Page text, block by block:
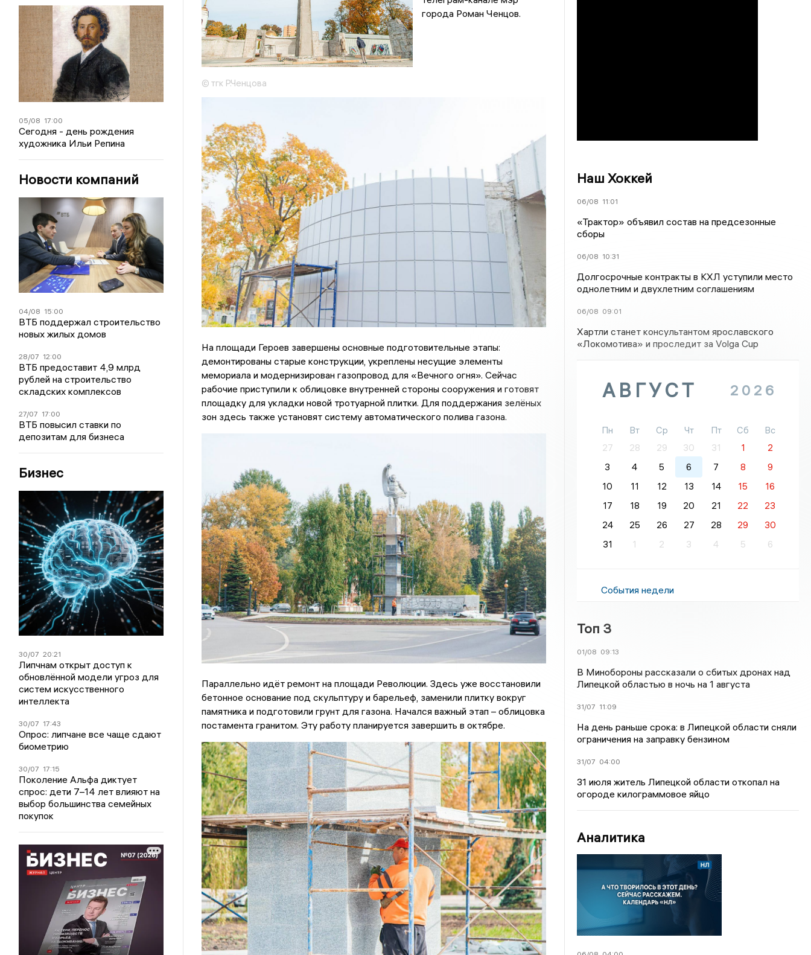
05/08 17:00
Сегодня - день рождения
художника Ильи Репина
Новости компаний
04/08 15:00
ВТБ поддержал строительство
новых жилых домов
28/07 12:00
ВТБ предоставит 4,9 млрд
рублей на строительство
складских комплексов
27/07 17:00
ВТБ повысил ставки по
депозитам для бизнеса
Бизнес
30/07 20:21
Липчнам открыт доступ к
обновлённой модели угроз для
систем искусственного
интеллекта
30/07 17:43
Опрос: липчане все чаще сдают
биометрию
30/07 17:15
Поколение Альфа диктует
спрос: дети 7–14 лет влияют на
выбор большинства семейных
покупок
© тгк Р.Ченцова
города Роман Ченцов.
На площади Героев завершены основные подготовительные этапы:
демонтированы старые конструкции, укреплены несущие элементы
мемориала и модернизирован газопровод для «Вечного огня». Сейчас
рабочие приступили к облицовке внутренней стороны сооружения и готовят
площадку для укладки новой тротуарной плитки. Для поддержания зелёных
зон здесь также установят систему автоматического полива газона.
Параллельно идёт ремонт на площади Революции. Здесь уже восстановили
бетонное основание под скульптуру и барельеф, заменили плитку вокруг
памятника и подготовили грунт для газона. Начался важный этап – облицовка
постамента гранитом. Эту работу планируется завершить в октябре.
Наш Хоккей
06/08 11:01
«Трактор» объявил состав на предсезонные
сборы
06/08 10:31
Долгосрочные контракты в КХЛ уступили место
однолетним и двухлетним соглашениям
06/08 09:01
Хартли станет консультантом ярославского
«Локомотива» и проследит за Volga Cup
АВГУСТ 2026
Пн Вт Ср Чт Пт Сб
Вс
27
28 29 30 31 1
2
3
4 5 6 7 8
9
10
11 12 13 14 15
16
17
18 19 20 21 22
23
24
25 26 27 28 29
30
31
1 2 3 4 5 6
События недели
Топ 3
01/08 09:13
В Минобороны рассказали о сбитых дронах над
Липецкой областью в ночь на 1 августа
31/07 11:09
На день раньше срока: в Липецкой области сняли
ограничения на заправку бензином
31/07 04:00
31 июля житель Липецкой области откопал на
огороде килограммовое яйцо
Аналитика